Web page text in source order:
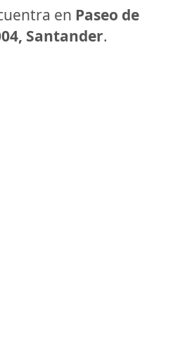
en Paseo de
Santander.